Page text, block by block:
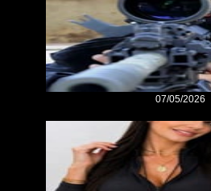
07/05/2026